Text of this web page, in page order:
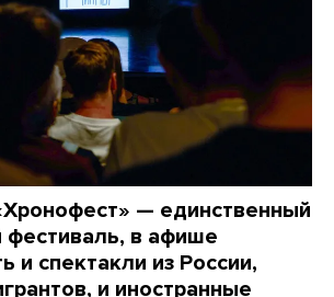
— единственный
фестиваль, в афише
и спектакли из России,
и иностранные